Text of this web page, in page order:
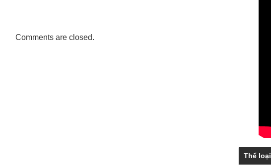
Comments are closed.
Thể loại